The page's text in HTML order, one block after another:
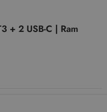
+ 2 USB-C | Ram